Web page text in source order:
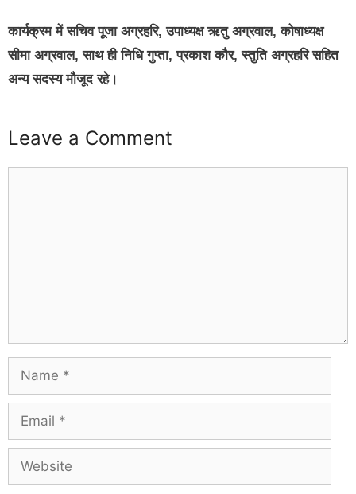
कार्यक्रम में सचिवपूजा अग्रहरि, उपाध्यक्षऋतु अग्रवाल, कोषाध्यक्ष
सीमा अग्रवाल, साथ हीनिधि गुप्ता, प्रकाश कौर, स्तुति अग्रहरिसहित
अन्य सदस्य मौजूद रहे।
Leave a Comment